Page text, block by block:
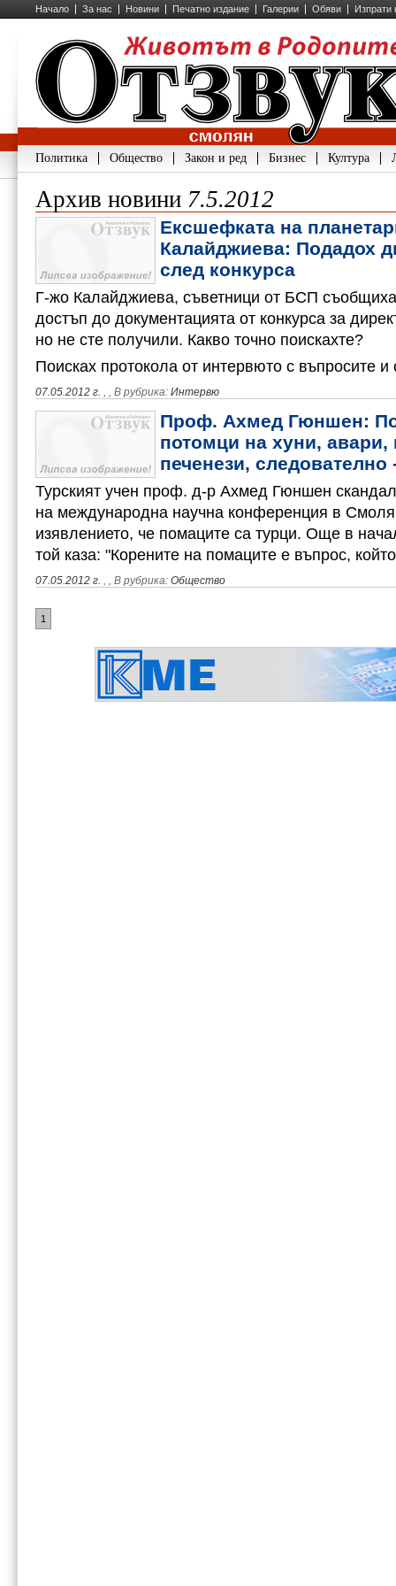
Начало За нас Новини Печатно издание Галерии Обяви Изпрати
Политика Общество Закон и ред Бизнес Култура
Архив новини 7.5.2012
Ексшефката на
Калайджиева: Подадох
след конкурса
Г-жо Калайджиева, съветници от БСП
достъп до документацията от конкурса за
но не сте получили. Какво точно поискахте?
Поисках протокола от интервюто с въпросите
07.05.2012 г. , , В рубрика: Интервю
Проф. Ахмед Гюншен:
потомци на хуни, авари,
печенези, следователно
Турският учен проф. д-р Ахмед Гюншен
на международна научна конференция в
изявлението, че помаците са турци. Още в
той каза: "Корените на помаците е въпрос,
07.05.2012 г. , , В рубрика: Общество
1